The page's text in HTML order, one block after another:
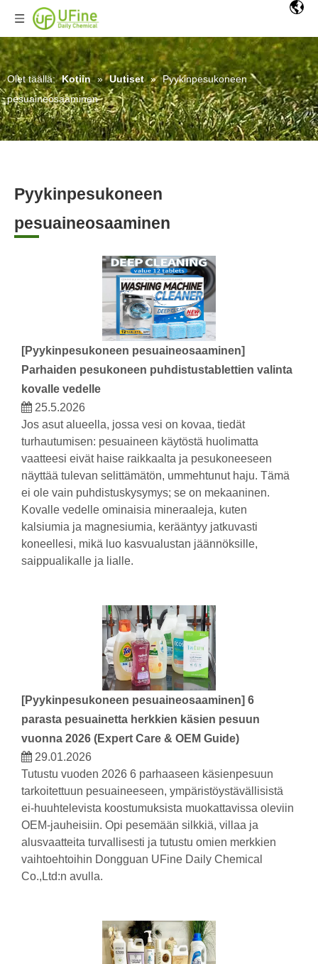
Olet täällä: Kotiin » Uutiset » Pyykinpesukoneen
pesuaineosaaminen
Pyykinpesukoneen
pesuaineosaaminen
[Pyykinpesukoneen pesuaineosaaminen]
Parhaiden pesukoneen puhdistustablettien valinta
kovalle vedelle
25.5.2026
Jos asut alueella, jossa vesi on kovaa, tiedät
turhautumisen: pesuaineen käytöstä huolimatta
vaatteesi eivät haise raikkaalta ja pesukoneeseen
näyttää tulevan selittämätön, ummehtunut haju. Tämä
ei ole vain puhdistuskysymys; se on mekaaninen.
Kovalle vedelle ominaisia ​​mineraaleja, kuten
kalsiumia ja magnesiumia, kerääntyy jatkuvasti
koneellesi, mikä luo kasvualustan jäännöksille,
saippualikalle ja lialle.
[Pyykinpesukoneen pesuaineosaaminen] 6
parasta pesuainetta herkkien käsien pesuun
vuonna 2026 (Expert Care & OEM Guide)
29.01.2026
Tutustu vuoden 2026 6 parhaaseen käsienpesuun
tarkoitettuun pesuaineeseen, ympäristöystävällisistä
ei-huuhtelevista koostumuksista muokattavissa oleviin
OEM-jauheisiin. Opi pesemään silkkiä, villaa ja
alusvaatteita turvallisesti ja tutustu omien merkkien
vaihtoehtoihin Dongguan UFine Daily Chemical
Co.,Ltd:n avulla.